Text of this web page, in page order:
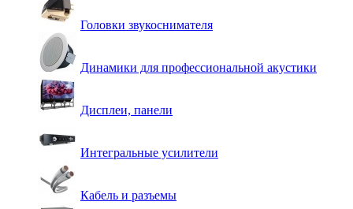
Головки звукоснимателя
Динамики для профессиональной акустики
Дисплеи, панели
Интегральные усилители
Кабель и разъемы